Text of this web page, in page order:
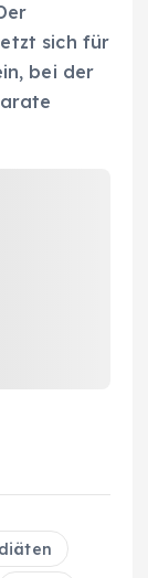
sich für
bei der